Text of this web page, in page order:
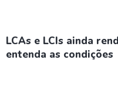
LCAs e LCIs ainda
entenda as condições